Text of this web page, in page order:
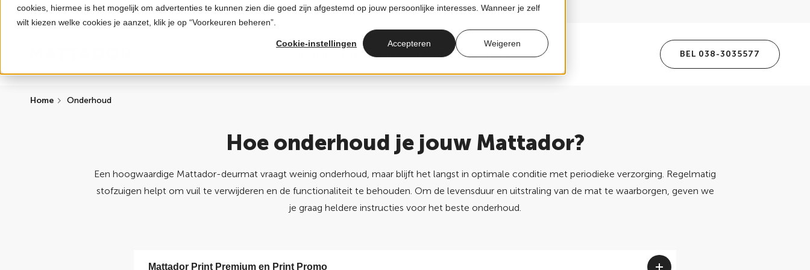
cookies, hiermee is het mogelijk om advertenties te kunnen zien die goed zijn afgestemd op jouw persoonlijke interesses. Wanneer je zelf
wilt kiezen welke cookies je aanzet, klik je op “Voorkeuren beheren”.
Cookie-instellingen Accepteren Weigeren
Hoogste kwaliteit deurmatten 100% maatwerk uit Nederland Meet- & legservice mogelijk
Skip to main content
Projecten Over Mattador Contact BEL 038-3035577
Home Onderhoud
Hoe onderhoud je jouw Mattador?
Een hoogwaardige Mattador-deurmat vraagt weinig onderhoud, maar blijft het langst in optimale conditie met periodieke verzorging. Regelmatig
stofzuigen helpt om vuil te verwijderen en de functionaliteit te behouden. Om de levensduur en uitstraling van de mat te waarborgen, geven we
je graag heldere instructies voor het beste onderhoud.
Mattador Print Premium en Print Promo